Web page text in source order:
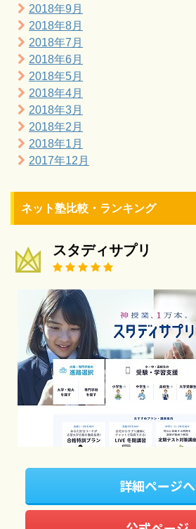
2018年9月
2018年8月
2018年7月
2018年6月
2018年5月
2018年4月
2018年3月
2018年2月
2018年1月
2017年12月
ネット塾比較・ランキング
スタディサプリ
詳細ページへ